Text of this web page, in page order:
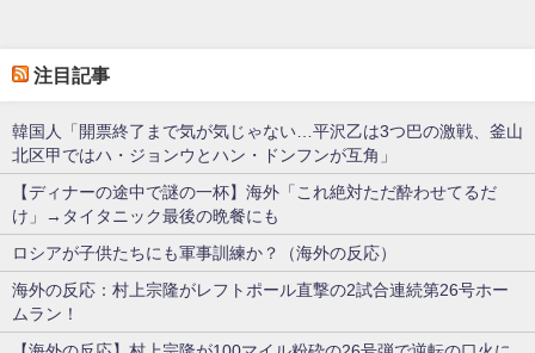
注目記事
韓国人「開票終了まで気が気じゃない…平沢乙は3つ巴の激戦、釜山
北区甲ではハ・ジョンウとハン・ドンフンが互角」
【ディナーの途中で謎の一杯】海外「これ絶対ただ酔わせてるだ
け」→タイタニック最後の晩餐にも
ロシアが子供たちにも軍事訓練か？（海外の反応）
海外の反応：村上宗隆がレフトポール直撃の2試合連続第26号ホー
ムラン！